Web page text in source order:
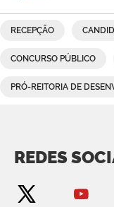
RECEPÇÃO
CONCURSO PÚBLICO
PRÓ-REITORIA DE
REDES